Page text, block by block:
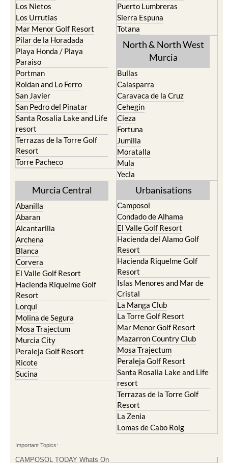
Los Nietos
Los Urrutias
Mar Menor Golf Resort
Pilar de la Horadada
Playa Honda / Playa
Paraiso
Portman
Roldan and Lo Ferro
San Javier
San Pedro del Pinatar
Santa Rosalia Lake and Life
resort
Terrazas de la Torre Golf
Resort
Torre Pacheco
Puerto Lumbreras
Sierra Espuna
Totana
North & North West
Murcia
Bullas
Calasparra
Caravaca de la Cruz
Cehegin
Cieza
Fortuna
Jumilla
Moratalla
Mula
Yecla
Murcia Central
Abanilla
Abaran
Alcantarilla
Archena
Blanca
Corvera
El Valle Golf Resort
Hacienda Riquelme Golf
Resort
Lorqui
Molina de Segura
Mosa Trajectum
Murcia City
Peraleja Golf Resort
Ricote
Sucina
Urbanisations
Camposol
Condado de Alhama
El Valle Golf Resort
Hacienda del Alamo Golf
Resort
Hacienda Riquelme Golf
Resort
Islas Menores and Mar de
Cristal
La Manga Club
La Torre Golf Resort
Mar Menor Golf Resort
Mazarron Country Club
Mosa Trajectum
Peraleja Golf Resort
Santa Rosalia Lake and Life
resort
Terrazas de la Torre Golf
Resort
La Zenia
Lomas de Cabo Roig
Important Topics:
CAMPOSOL TODAY Whats On